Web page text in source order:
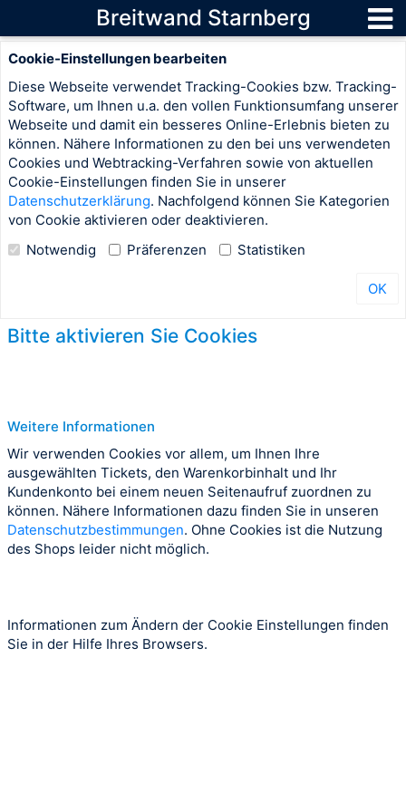
Breitwand Starnberg
Cookie-Einstellungen bearbeiten
Diese Webseite verwendet Tracking-Cookies bzw. Tracking-
Software, um Ihnen u.a. den vollen Funktionsumfang unserer
Webseite und damit ein besseres Online-Erlebnis bieten zu
können. Nähere Informationen zu den bei uns verwendeten
Cookies und Webtracking-Verfahren sowie von aktuellen
Cookie-Einstellungen finden Sie in unserer
Datenschutzerklärung. Nachfolgend können Sie Kategorien
von Cookie aktivieren oder deaktivieren.
Notwendig
Präferenzen Statistiken
OK
Bitte aktivieren Sie Cookies
Weitere Informationen
Wir verwenden Cookies vor allem, um Ihnen Ihre
ausgewählten Tickets, den Warenkorbinhalt und Ihr
Kundenkonto bei einem neuen Seitenaufruf zuordnen zu
können. Nähere Informationen dazu finden Sie in unseren
Datenschutzbestimmungen. Ohne Cookies ist die Nutzung
des Shops leider nicht möglich.
Informationen zum Ändern der Cookie Einstellungen finden
Sie in der Hilfe Ihres Browsers.